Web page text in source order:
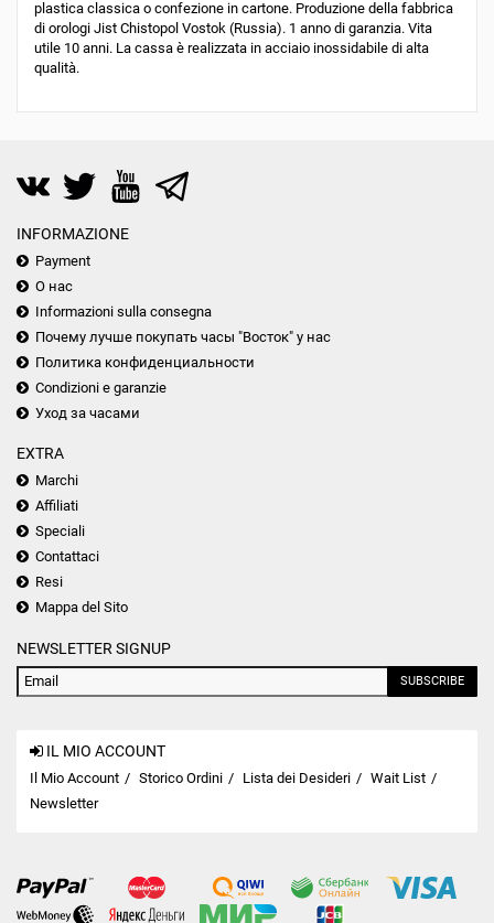
plastica classica o confezione in cartone. Produzione della fabbrica
di orologi Jist Chistopol Vostok (Russia). 1 anno di garanzia. Vita
utile 10 anni. La cassa è realizzata in acciaio inossidabile di alta
qualità.
INFORMAZIONE
Payment
О нас
Informazioni sulla consegna
Почему лучше покупать часы "Восток" у нас
Политика конфиденциальности
Condizioni e garanzie
Уход за часами
EXTRA
Marchi
Affiliati
Speciali
Contattaci
Resi
Mappa del Sito
NEWSLETTER SIGNUP
SUBSCRIBE
IL MIO ACCOUNT
Il Mio Account Storico Ordini Lista dei Desideri
Wait List
Newsletter